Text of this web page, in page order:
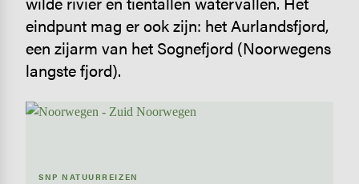
SNP NATUURREIZEN
eindpunt mag er ook zijn: het Aurlandsfjord,
een zijarm van het Sognefjord (Noorwegens
langste fjord).